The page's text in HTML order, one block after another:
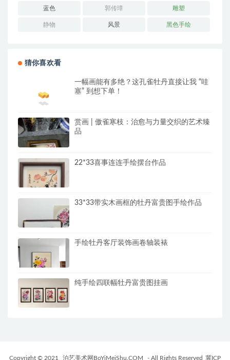
蓝色 郭传璋 雕塑
静物 风景 黑色手绘
猜你喜欢看
一幅画能有多绝？这孔雀牡丹直接让我 “哇
塞” 到想下单！
赏画 | 傲雀寒枝：治愈与力量交织的艺术臻
品
22*33喜事连连手绘摆台作品
33*33带实木画框的牡丹富贵图手绘作品
手绘牡丹客厅装饰画卷轴装裱
纯手绘四联幅牡丹富贵图挂画
Copyright © 2021 泊艺美术网BoYiMeiShu.COM - All Rights Reserved 冀ICP